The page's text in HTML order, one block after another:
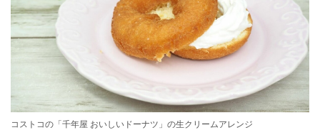
コストコの「千年屋 おいしいドーナツ」の生クリームアレンジ